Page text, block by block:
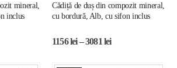
mineral,
inclus
Cădiță de duș din compozit mineral,
cu bordură, Alb, cu sifon inclus
1156lei–3081lei